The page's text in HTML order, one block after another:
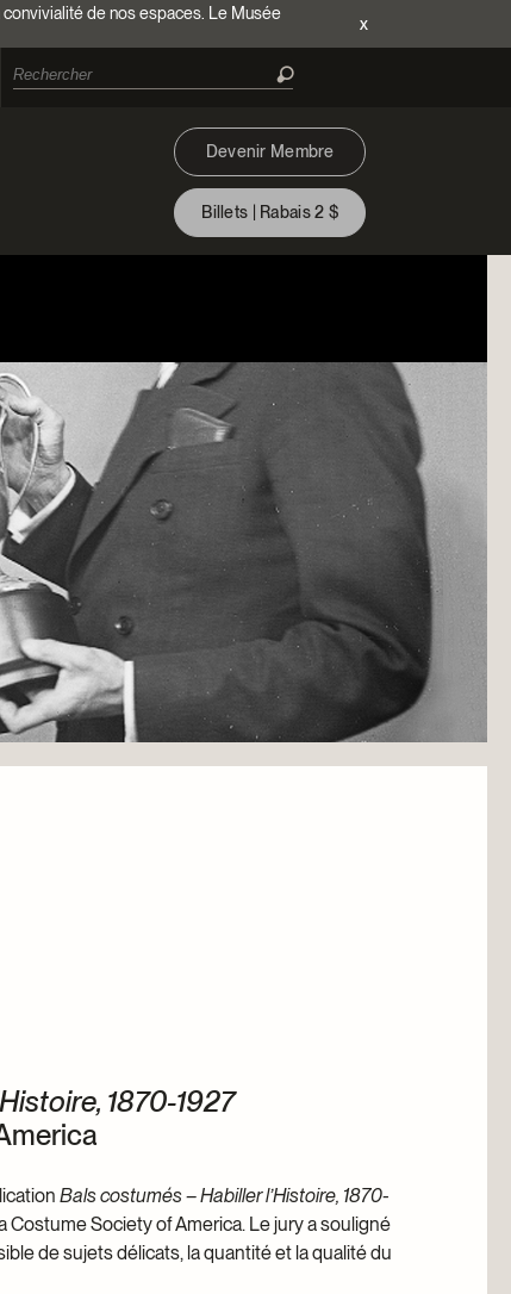
de nos espaces. Le Musée
x
Devenir Membre
Billets | Rabais 2 $
1870-1927
Bals costumés – Habiller l’Histoire, 1870-
Costume Society of America. Le jury a souligné
de sujets délicats, la quantité et la qualité du